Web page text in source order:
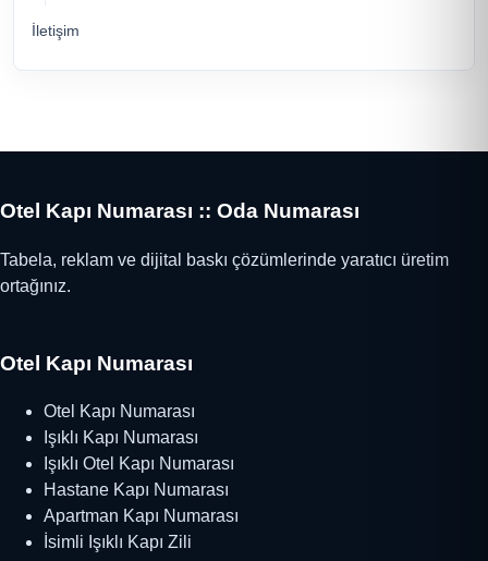
İletişim
Otel Kapı Numarası :: Oda Numarası
Tabela, reklam ve dijital baskı çözümlerinde yaratıcı üretim
ortağınız.
Otel Kapı Numarası
Otel Kapı Numarası
Işıklı Kapı Numarası
Işıklı Otel Kapı Numarası
Hastane Kapı Numarası
Apartman Kapı Numarası
İsimli Işıklı Kapı Zili